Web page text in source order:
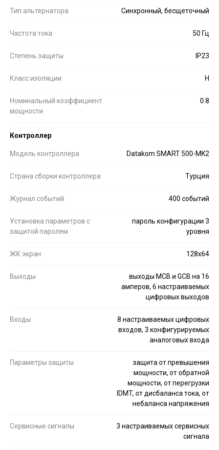
Тип альтернатора Синхронный, бесщеточный
Частота тока 50 Гц
Степень защиты IP23
Класс изоляции H
Номинальный коэффициент
мощности
0.8
Контроллер
Модель контроллера Datakom SMART 500-MK2
Страна сборки контроллера Турция
Журнал событий 400 событий
Установка параметров с
защитой паролем
пароль конфигурации 3
уровня
ЖК экран 128x64
Выходы
выходы MCB и GCB на 16
амперов, 6 настраиваемых
цифровых выходов
Входы
8 настраиваемых цифровых
входов, 3 конфигурируемых
аналоговых входа
Параметры защиты
защита от превышения
мощности, от обратной
мощности, от перегрузки
IDMT, от дисбаланса тока, от
небаланса напряжения
Сервисные сигналы
3 настраиваемых сервисных
сигнала